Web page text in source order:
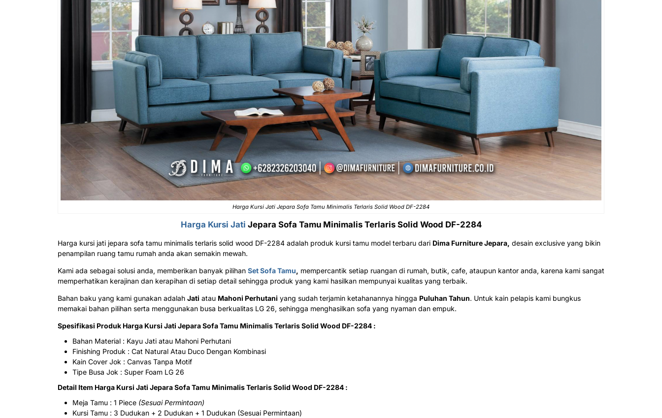
Harga Kursi Jati Jepara Sofa Tamu Minimalis Terlaris Solid Wood DF-2284
Harga Kursi Jati Jepara Sofa Tamu Minimalis Terlaris Solid Wood DF-2284
Harga kursi jati jepara sofa tamu minimalis terlaris solid wood DF-2284 adalah produk kursi tamu model terbaru dari Dima Furniture Jepara, desain exclusive yang bikin
penampilan ruang tamu rumah anda akan semakin mewah.
Kami ada sebagai solusi anda, memberikan banyak pilihan Set Sofa Tamu, mempercantik setiap ruangan di rumah, butik, cafe, ataupun kantor anda, karena kami sangat
memperhatikan kerajinan dan kerapihan di setiap detail sehingga produk yang kami hasilkan mempunyai kualitas yang terbaik.
Bahan baku yang kami gunakan adalah Jati atau Mahoni Perhutani yang sudah terjamin ketahanannya hingga Puluhan Tahun. Untuk kain pelapis kami bungkus
memakai bahan pilihan serta menggunakan busa berkualitas LG 26, sehingga menghasilkan sofa yang nyaman dan empuk.
Spesifikasi Produk Harga Kursi Jati Jepara Sofa Tamu Minimalis Terlaris Solid Wood DF-2284 :
Bahan Material : Kayu Jati atau Mahoni Perhutani
Finishing Produk : Cat Natural Atau Duco Dengan Kombinasi
Kain Cover Jok : Canvas Tanpa Motif
Tipe Busa Jok : Super Foam LG 26
Detail Item Harga Kursi Jati Jepara Sofa Tamu Minimalis Terlaris Solid Wood DF-2284 :
Meja Tamu : 1 Piece (Sesuai Permintaan)
Kursi Tamu : 3 Dudukan + 2 Dudukan + 1 Dudukan (Sesuai Permintaan)